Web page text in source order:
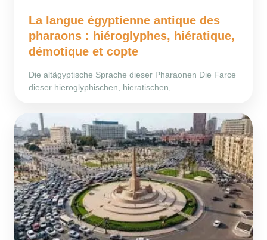
La langue égyptienne antique des
pharaons : hiéroglyphes, hiératique,
démotique et copte
Die altägyptische Sprache dieser Pharaonen Die Farce
dieser hieroglyphischen, hieratischen,...